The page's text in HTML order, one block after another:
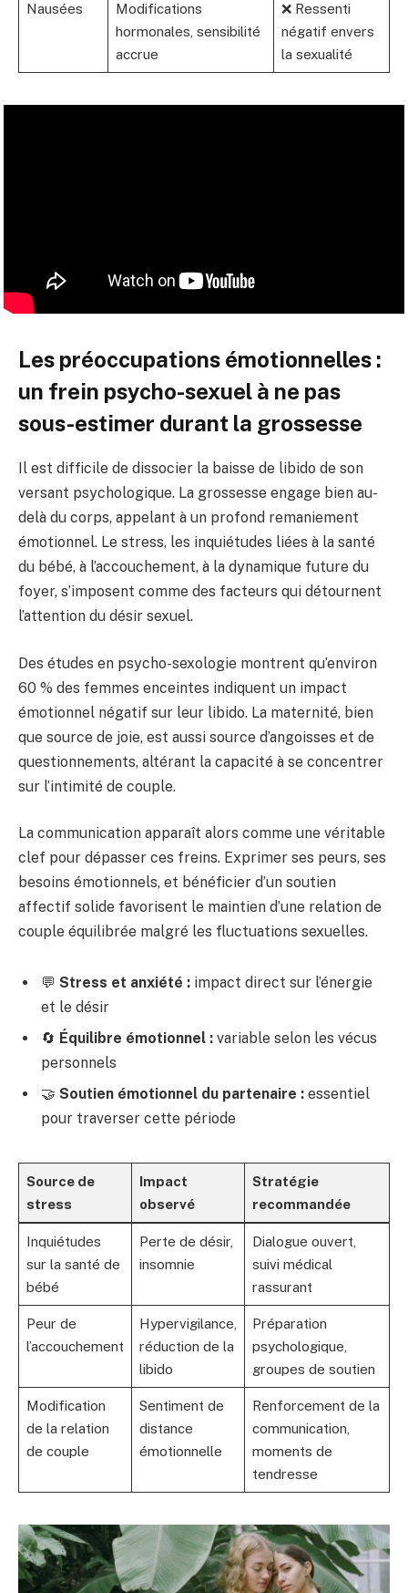
Nausées
Modifications
hormonales, sensibilité
accrue
❌ Ressenti
négatif envers
la sexualité
Les préoccupations émotionnelles :
un frein psycho-sexuel à ne pas
sous-estimer durant la grossesse
Il est difficile de dissocier la baisse de libido de son
versant psychologique. La grossesse engage bien au-
delà du corps, appelant à un profond remaniement
émotionnel. Le stress, les inquiétudes liées à la santé
du bébé, à l’accouchement, à la dynamique future du
foyer, s’imposent comme des facteurs qui détournent
l’attention du désir sexuel.
Des études en psycho-sexologie montrent qu’environ
60 % des femmes enceintes indiquent un impact
émotionnel négatif sur leur libido. La maternité, bien
que source de joie, est aussi source d’angoisses et de
questionnements, altérant la capacité à se concentrer
sur l’intimité de couple.
La communication apparaît alors comme une véritable
clef pour dépasser ces freins. Exprimer ses peurs, ses
besoins émotionnels, et bénéficier d’un soutien
affectif solide favorisent le maintien d’une relation de
couple équilibrée malgré les fluctuations sexuelles.
💬 Stress et anxiété : impact direct sur l’énergie
et le désir
🔄 Équilibre émotionnel : variable selon les vécus
personnels
🤝 Soutien émotionnel du partenaire : essentiel
pour traverser cette période
Source de
stress
Impact
observé
Stratégie
recommandée
Inquiétudes
sur la santé de
bébé
Perte de désir,
insomnie
Dialogue ouvert,
suivi médical
rassurant
Peur de
l’accouchement
Hypervigilance,
réduction de la
libido
Préparation
psychologique,
groupes de soutien
Modification
de la relation
de couple
Sentiment de
distance
émotionnelle
Renforcement de la
communication,
moments de
tendresse